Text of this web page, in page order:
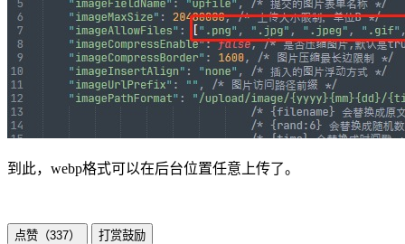
到此，webp格式可以在后台位置任意上传了。
点赞（337） 打赏鼓励